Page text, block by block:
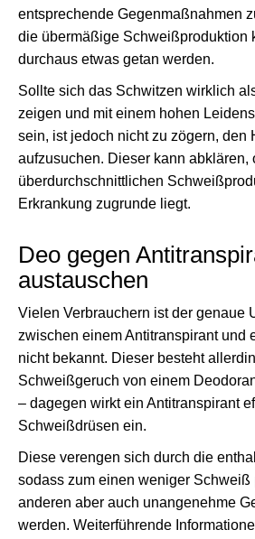
entsprechende Gegenmaßnahmen
die übermäßige Schweißproduktion
durchaus etwas getan werden.
Sollte sich das Schwitzen wirklich
zeigen und mit einem hohen
sein, ist jedoch nicht zu zögern, den
aufzusuchen. Dieser kann abklären,
überdurchschnittlichen
Erkrankung zugrunde liegt.
Deo gegen
austauschen
Vielen Verbrauchern ist der genaue
zwischen einem Antitranspirant und
nicht bekannt. Dieser besteht
Schweißgeruch von einem
– dagegen wirkt ein Antitranspirant
Schweißdrüsen ein.
Diese verengen sich durch die
sodass zum einen weniger Schweiß
anderen aber auch unangenehme
werden. Weiterführende